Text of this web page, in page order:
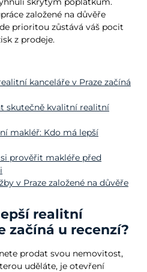
založené na důvěře
prioritou zůstává váš pocit
z prodeje.
kanceláře v Praze začíná
skutečně kvalitní realitní
makléř: Kdo má lepší
prověřit makléře před
v Praze založené na důvěře
realitní
začíná u recenzí?
prodat svou nemovitost,
uděláte, je otevření